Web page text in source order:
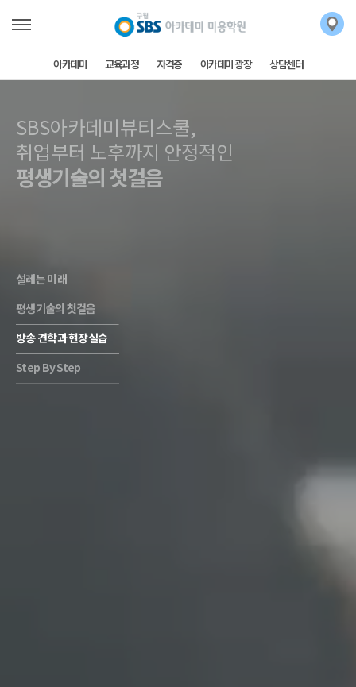
아카데미 교육과정 자격증 아카데미 광장 상담센터
SBS아카데미뷰티스쿨,
취업부터 노후까지 안정적인
평생기술의 첫걸음
SBS아카데미뷰티스쿨,
설레는 미래
평생기술의 첫걸음
방송 견학과 현장실습
Step By Step